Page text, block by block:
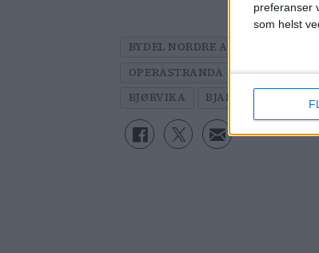
preferanser
som helst
BYDEL NORDRE AKER
OPERASTRANDA
BJØRVIKA
BJARNE PEDERSEN